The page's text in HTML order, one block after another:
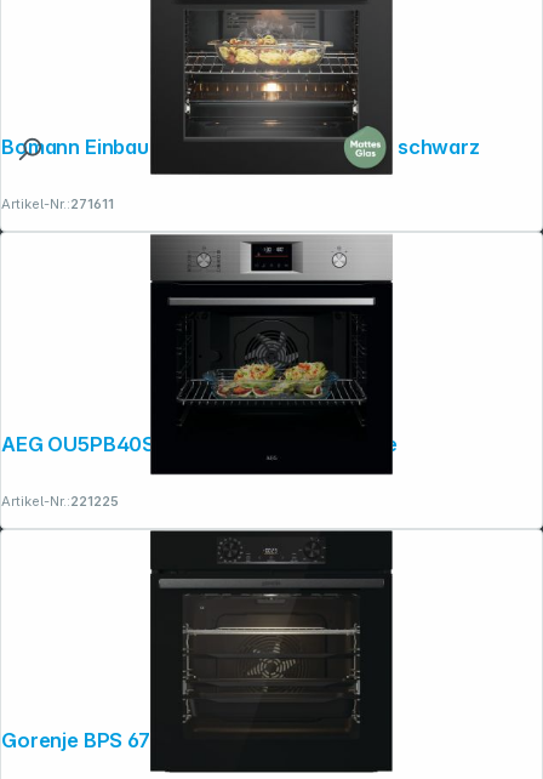
Bomann Einbaubackofen m. Display matt schwarz
Artikel-Nr.:271611
AEG OU5PB40SM Backofen mit Pyrolyse
Artikel-Nr.:221225
Gorenje BPS 6737 E14BG